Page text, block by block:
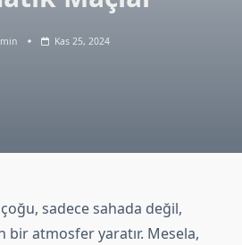
Kas 25, 2024
sadece sahada değil,
bir atmosfer yaratır. Mesela,